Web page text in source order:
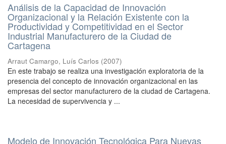
Análisis de la Capacidad de Innovación
Organizacional y la Relación Existente con la
Productividad y Competitividad en el Sector
Industrial Manufacturero de la Ciudad de
Cartagena
Arraut Camargo, Luís Carlos (2007)
En este trabajo se realiza una investigación exploratoria de la
presencia del concepto de innovación organizacional en las
empresas del sector manufacturero de la ciudad de Cartagena.
La necesidad de supervivencia y ...
Modelo de Innovación Tecnológica Para Nuevas